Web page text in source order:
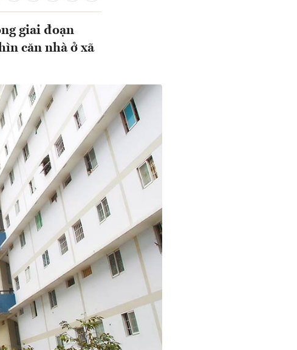
giai đoạn
căn nhà ở xã